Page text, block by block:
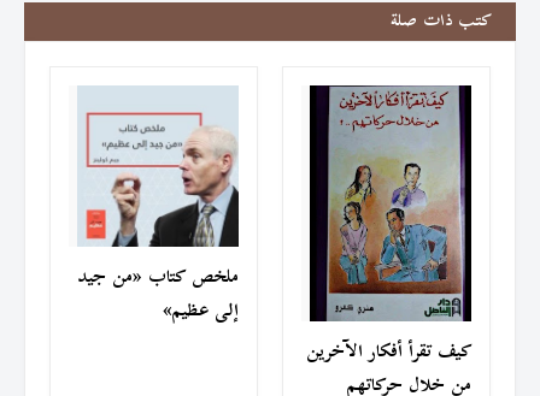
كتب ذات صلة
كيف تقرأ أفكار الآخرين
من خلال حركاتهم
ملخص كتاب «من جيد
إلى عظيم»